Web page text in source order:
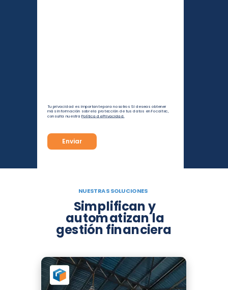
Simplifican y
automatizan la
gestión financiera
Tu privacidad es importante para nosotros Si deseas obtener
más información sobre la protección de tus datos en Focaltec,
consulta nuestra Política de Privacidad.
Enviar
NUESTRAS SOLUCIONES